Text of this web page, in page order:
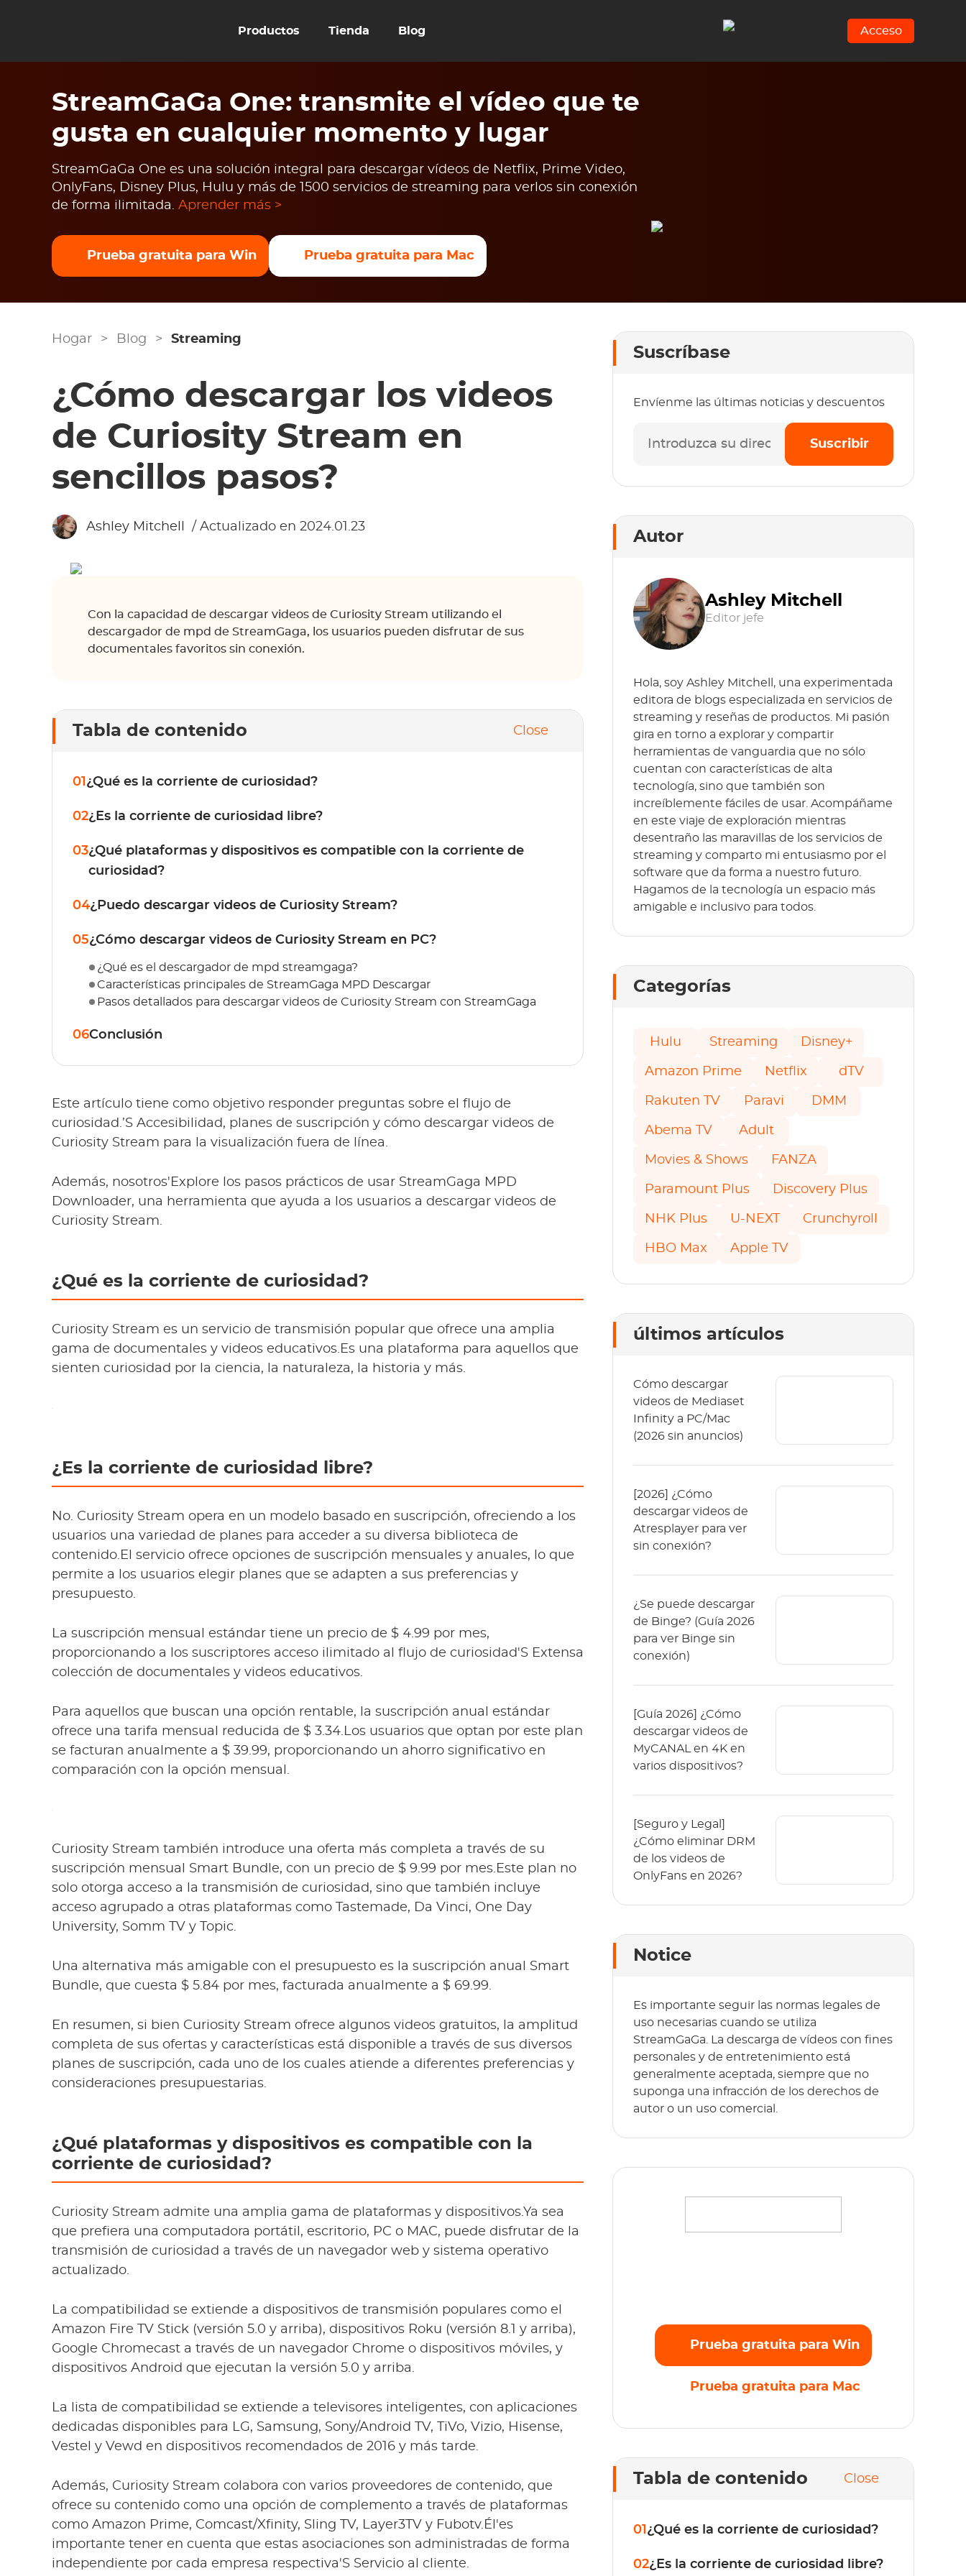
Productos Tienda Blog Acceso
StreamGaGa One: transmite el vídeo que te
gusta en cualquier momento y lugar
StreamGaGa One es una solución integral para descargar vídeos de Netflix, Prime Video,
OnlyFans, Disney Plus, Hulu y más de 1500 servicios de streaming para verlos sin conexión
de forma ilimitada. Aprender más >
Prueba gratuita para Win Prueba gratuita para Mac
Hogar > Blog > Streaming
¿Cómo descargar los videos
de Curiosity Stream en
sencillos pasos?
Ashley Mitchell / Actualizado en 2024.01.23
Con la capacidad de descargar videos de Curiosity Stream utilizando el
descargador de mpd de StreamGaga, los usuarios pueden disfrutar de sus
documentales favoritos sin conexión.
Tabla de contenido Close
01 ¿Qué es la corriente de curiosidad?
02¿Es la corriente de curiosidad libre?
03¿Qué plataformas y dispositivos es compatible con la corriente de
curiosidad?
04¿Puedo descargar videos de Curiosity Stream?
05¿Cómo descargar videos de Curiosity Stream en PC?
¿Qué es el descargador de mpd streamgaga?
Características principales de StreamGaga MPD Descargar
Pasos detallados para descargar videos de Curiosity Stream con StreamGaga
06Conclusión
Este artículo tiene como objetivo responder preguntas sobre el flujo de
curiosidad.’S Accesibilidad, planes de suscripción y cómo descargar videos de
Curiosity Stream para la visualización fuera de línea.
Además, nosotros'Explore los pasos prácticos de usar StreamGaga MPD
Downloader, una herramienta que ayuda a los usuarios a descargar videos de
Curiosity Stream.
¿Qué es la corriente de curiosidad?
Curiosity Stream es un servicio de transmisión popular que ofrece una amplia
gama de documentales y videos educativos.Es una plataforma para aquellos que
sienten curiosidad por la ciencia, la naturaleza, la historia y más.
¿Es la corriente de curiosidad libre?
No. Curiosity Stream opera en un modelo basado en suscripción, ofreciendo a los
usuarios una variedad de planes para acceder a su diversa biblioteca de
contenido.El servicio ofrece opciones de suscripción mensuales y anuales, lo que
permite a los usuarios elegir planes que se adapten a sus preferencias y
presupuesto.
La suscripción mensual estándar tiene un precio de $ 4.99 por mes,
proporcionando a los suscriptores acceso ilimitado al flujo de curiosidad'S Extensa
colección de documentales y videos educativos.
Para aquellos que buscan una opción rentable, la suscripción anual estándar
ofrece una tarifa mensual reducida de $ 3.34.Los usuarios que optan por este plan
se facturan anualmente a $ 39.99, proporcionando un ahorro significativo en
comparación con la opción mensual.
Curiosity Stream también introduce una oferta más completa a través de su
suscripción mensual Smart Bundle, con un precio de $ 9.99 por mes.Este plan no
solo otorga acceso a la transmisión de curiosidad, sino que también incluye
acceso agrupado a otras plataformas como Tastemade, Da Vinci, One Day
University, Somm TV y Topic.
Una alternativa más amigable con el presupuesto es la suscripción anual Smart
Bundle, que cuesta $ 5.84 por mes, facturada anualmente a $ 69.99.
En resumen, si bien Curiosity Stream ofrece algunos videos gratuitos, la amplitud
completa de sus ofertas y características está disponible a través de sus diversos
planes de suscripción, cada uno de los cuales atiende a diferentes preferencias y
consideraciones presupuestarias.
¿Qué plataformas y dispositivos es compatible con la
corriente de curiosidad?
Curiosity Stream admite una amplia gama de plataformas y dispositivos.Ya sea
que prefiera una computadora portátil, escritorio, PC o MAC, puede disfrutar de la
transmisión de curiosidad a través de un navegador web y sistema operativo
actualizado.
La compatibilidad se extiende a dispositivos de transmisión populares como el
Amazon Fire TV Stick (versión 5.0 y arriba), dispositivos Roku (versión 8.1 y arriba),
Google Chromecast a través de un navegador Chrome o dispositivos móviles, y
dispositivos Android que ejecutan la versión 5.0 y arriba.
La lista de compatibilidad se extiende a televisores inteligentes, con aplicaciones
dedicadas disponibles para LG, Samsung, Sony/Android TV, TiVo, Vizio, Hisense,
Vestel y Vewd en dispositivos recomendados de 2016 y más tarde.
Además, Curiosity Stream colabora con varios proveedores de contenido, que
ofrece su contenido como una opción de complemento a través de plataformas
como Amazon Prime, Comcast/Xfinity, Sling TV, Layer3TV y Fubotv.Él'es
importante tener en cuenta que estas asociaciones son administradas de forma
independiente por cada empresa respectiva'S Servicio al cliente.
Suscríbase
Envíenme las últimas noticias y descuentos
Suscribir
Autor
Ashley Mitchell
Editor jefe
Hola, soy Ashley Mitchell, una experimentada
editora de blogs especializada en servicios de
streaming y reseñas de productos. Mi pasión
gira en torno a explorar y compartir
herramientas de vanguardia que no sólo
cuentan con características de alta
tecnología, sino que también son
increíblemente fáciles de usar. Acompáñame
en este viaje de exploración mientras
desentraño las maravillas de los servicios de
streaming y comparto mi entusiasmo por el
software que da forma a nuestro futuro.
Hagamos de la tecnología un espacio más
amigable e inclusivo para todos.
Categorías
Hulu Streaming Disney+
Amazon Prime Netflix dTV
Rakuten TV Paravi DMM
Abema TV Adult
Movies & Shows FANZA
Paramount Plus Discovery Plus
NHK Plus U-NEXT Crunchyroll
HBO Max Apple TV
últimos artículos
Cómo descargar
videos de Mediaset
Infinity a PC/Mac
(2026 sin anuncios)
[2026] ¿Cómo
descargar videos de
Atresplayer para ver
sin conexión?
¿Se puede descargar
de Binge? (Guía 2026
para ver Binge sin
conexión)
[Guía 2026] ¿Cómo
descargar videos de
MyCANAL en 4K en
varios dispositivos?
[Seguro y Legal]
¿Cómo eliminar DRM
de los videos de
OnlyFans en 2026?
Notice
Es importante seguir las normas legales de
uso necesarias cuando se utiliza
StreamGaGa. La descarga de vídeos con fines
personales y de entretenimiento está
generalmente aceptada, siempre que no
suponga una infracción de los derechos de
autor o un uso comercial.
Prueba gratuita para Win
Prueba gratuita para Mac
Tabla de contenido Close
01 ¿Qué es la corriente de curiosidad?
02¿Es la corriente de curiosidad libre?